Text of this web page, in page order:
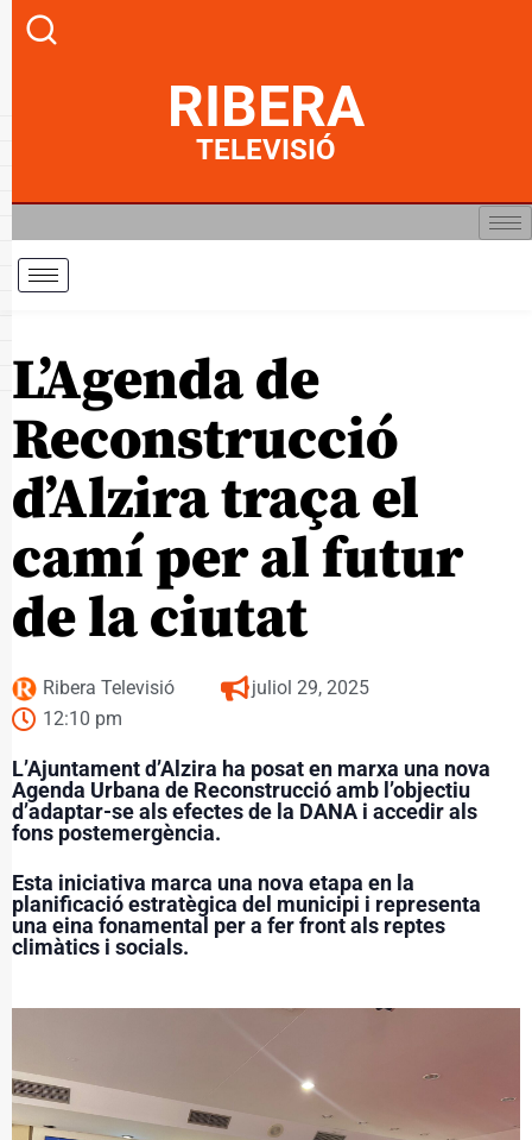
RIBERA
TELEVISIÓ
L’Agenda de
Reconstrucció
d’Alzira traça el
camí per al futur
de la ciutat
Ribera Televisió
juliol 29, 2025
12:10 pm
L’Ajuntament d’Alzira ha posat en marxa una nova
Agenda Urbana de Reconstrucció amb l’objectiu
d’adaptar-se als efectes de la DANA i accedir als
fons postemergència.
Esta iniciativa marca una nova etapa en la
planificació estratègica del municipi i representa
una eina fonamental per a fer front als reptes
climàtics i socials.